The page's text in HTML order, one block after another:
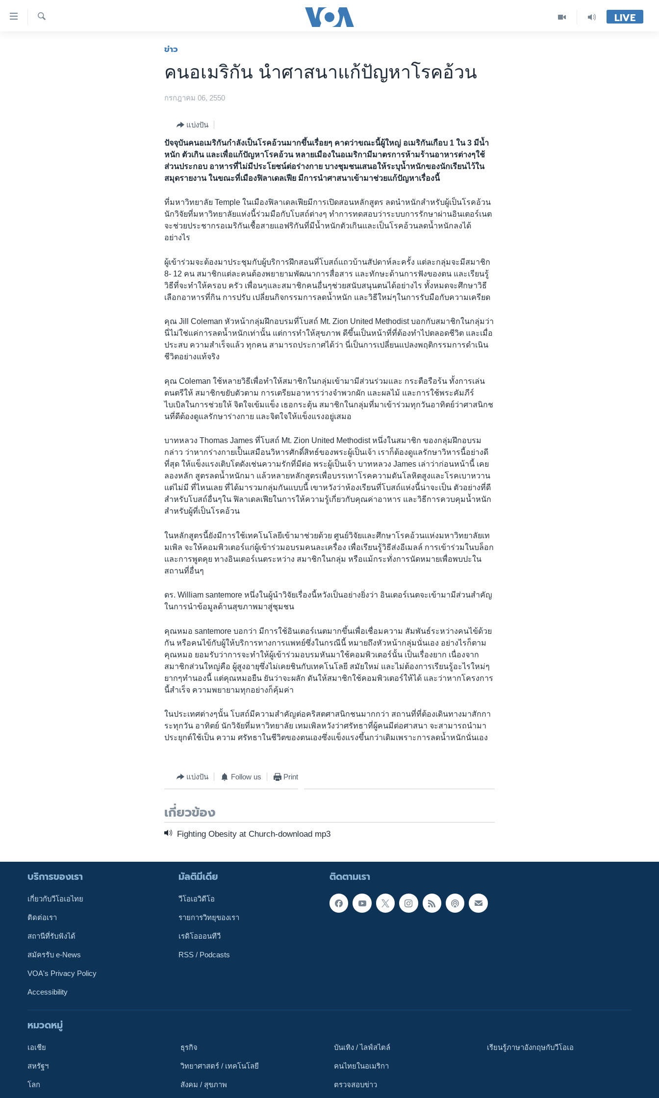
ติดตามเรา
เลือกภาษา
LIVE
ข่าว
คนอเมริกัน นำศาสนาแก้ปัญหาโรคอ้วน
กรกฎาคม 06, 2550
แบ่งปัน
ปัจจุบันคนอเมริกันกำลังเป็นโรคอ้วนมากขึ้นเรื่อยๆ คาดว่าขณะนี้ผู้ใหญ่ อเมริกันเกือบ 1 ใน 3 มีน้ำ
หนัก ตัวเกิน และเพื่อแก้ปัญหาโรคอ้วน หลายเมืองในอเมริกามีมาตรการห้ามร้านอาหารต่างๆใช้
ส่วนประกอบ อาหารที่ไม่มีประโยชน์ต่อร่างกาย บางชุมชนเสนอให้ระบุน้ำหนักของนักเรียนไว้ใน
สมุดรายงาน ในขณะที่เมืองฟิลาเดลเฟีย มีการนำศาสนาเข้ามาช่วยแก้ปัญหาเรื่องนี้
ที่มหาวิทยาลัย Temple ในเมืองฟิลาเดลเฟียมีการเปิดสอนหลักสูตร ลดนำหนักสำหรับผู้เป็นโรคอ้วน
นักวิจัยที่มหาวิทยาลัยแห่งนี้ร่วมมือกับโบสถ์ต่างๆ ทำการทดสอบว่าระบบการรักษาผ่านอินเตอร์เนต
จะช่วยประชากรอเมริกันเชื้อสายแอฟริกันที่มีน้ำหนักตัวเกินและเป็นโรคอ้วนลดน้ำหนักลงได้
อย่างไร
ผู้เข้าร่วมจะต้องมาประชุมกับผู้บริการฝึกสอนที่โบสถ์แถวบ้านสัปดาห์ละครั้ง แต่ละกลุ่มจะมีสมาชิก
8- 12 คน สมาชิกแต่ละคนต้องพยายามพัฒนาการสื่อสาร และทักษะด้านการฟังของตน และเรียนรู้
วิธีที่จะทำให้ครอบ ครัว เพื่อนๆและสมาชิกคนอื่นๆช่วยสนับสนุนตนได้อย่างไร ทั้งหมดจะศึกษาวิธี
เลือกอาหารที่กิน การปรับ เปลี่ยนกิจกรรมการลดน้ำหนัก และวิธีใหม่ๆในการรับมือกับความเครียด
คุณ Jill Coleman หัวหน้ากลุ่มฝึกอบรมที่โบสถ์ Mt. Zion United Methodist บอกกับสมาชิกในกลุ่มว่า
นี่ไม่ใช่แค่การลดน้ำหนักเท่านั้น แต่การทำให้สุขภาพ ดีขึ้นเป็นหน้าที่ที่ต้องทำไปตลอดชีวิต และเมื่อ
ประสบ ความสำเร็จแล้ว ทุกคน สามารถประกาศได้ว่า นี่เป็นการเปลี่ยนแปลงพฤติกรรมการดำเนิน
ชีวิตอย่างแท้จริง
คุณ Coleman ใช้หลายวิธีเพื่อทำให้สมาชิกในกลุ่มเข้ามามีส่วนร่วมและ กระตือรือร้น ทั้งการเล่น
ดนตรีให้ สมาชิกขยับตัวตาม การเตรียมอาหารว่างจำพวกผัก และผลไม้ และการใช้พระคัมภีร์
ไบเบิลในการช่วยให้ จิตใจเข้มแข็ง เธอกระตุ้น สมาชิกในกลุ่มที่มาเข้าร่วมทุกวันอาทิตย์ว่าศาสนิกช
นที่ดีต้องดูแลรักษาร่างกาย และจิตใจให้แข็งแรงอยู่เสมอ
บาทหลวง Thomas James ที่โบสถ์ Mt. Zion United Methodist หนึ่งในสมาชิก ของกลุ่มฝึกอบรม
กล่าว ว่าหากร่างกายเป็้นเสมือนวิหารศักดิ์สิทธ์ของพระผู้เป็นเจ้า เราก็ต้องดูแลรักษาวิหารนี้อย่างดี
ที่สุด ให้แข็งแรงเติบโตดังเช่นความรักที่มีต่อ พระผู้เป็นเจ้า บาทหลวง James เล่าว่าก่อนหน้านี้ เคย
ลองหลัก สูตรลดน้ำหนักมา แล้วหลายหลักสูตรเพื่อบรรเทาโรคความดันโลหิตสูงและโรคเบาหวาน
แต่ไม่มี ที่ไหนเลย ที่ได้มารวมกลุ่มกันแบบนี้ เขาหวังว่าห้องเรียนที่โบสถ์แห่งนี้น่าจะเป็น ตัวอย่างที่ดี
สำหรับโบสถ์อื่นๆใน ฟิลาเดลเฟียในการให้ความรู้เกี่ยวกับคุณค่าอาหาร และวิธีการควบคุมน้ำหนัก
สำหรับผู้ที่เป็นโรคอ้วน
ในหลักสูตรนี้ยังมีการใช้เทคโนโลยีเข้ามาช่วยด้วย ศูนย์วิจัยและศึกษาโรคอ้วนแห่งมหาวิทยาลัยเท
มเพิล จะให้คอมพิวเตอร์แก่ผู้เข้าร่วมอบรมคนละเครื่อง เพื่อเรียนรู้วิธีส่งอีเมลล์ การเข้าร่วมในบล็อก
และการพูดคุย ทางอินเตอร์เนตระหว่าง สมาชิกในกลุ่ม หรือแม้กระทั่งการนัดหมายเพื่อพบปะใน
สถานที่อื่นๆ
ดร. William santemore หนึ่งในผู้นำวิจัยเรื่องนี้หวังเป็นอย่างยิ่งว่า อินเตอร์เนตจะเข้ามามีส่วนสำคัญ
ในการนำข้อมูลด้านสุขภาพมาสู่ชุมชน
คุณหมอ santemore บอกว่า มีการใช้อินเตอร์เนตมากขึ้นเพื่อเชื่อมความ สัมพันธ์ระหว่างคนไข้ด้วย
กัน หรือคนไข้กับผู้ให้บริการทางการแพทย์ซึ่งในกรณีนี้ หมายถึงหัวหน้ากลุ่มนั่นเอง อย่างไรก็ตาม
คุณหมอ ยอมรับว่าการจะทำให้ผู้เข้าร่วมอบรมหันมาใช้คอมพิวเตอร์นั้น เป็นเรื่องยาก เนื่องจาก
สมาชิกส่วนใหญ่คือ ผู้สูงอายุซึ่งไม่เคยชินกับเทคโนโลยี สมัยใหม่ และไม่ต้องการเรียนรู้อะไรใหม่ๆ
ยากๆทำนองนี้ แต่คุณหมอยืน ยันว่าจะผลัก ดันให้สมาชิกใช้คอมพิวเตอร์ให้ได้ และว่าหากโครงการ
นี้สำเร็จ ความพยายามทุกอย่างก็คุ้มค่า
ในประเทศต่างๆนั้น โบสถ์มีความสำคัญต่อคริสตศาสนิกชนมากกว่า สถานที่ที่ต้องเดินทางมาสักกา
ระทุกวัน อาทิตย์ นักวิจัยที่มหาวิทยาลัย เทมเพิลหวังว่าศรัทธาที่ผู้คนมีต่อศาสนา จะสามารถนำมา
ประยุกต์ใช้เป็น ความ ศรัทธาในชีวิตของตนเองซึ่งแข็งแรงขึ้นกว่าเดิมเพราะการลดน้ำหนักนั่นเอง
แบ่งปัน Follow us Print
เกี่ยวข้อง
Fighting Obesity at Church-download mp3
ติดตามเรา
บริการของเรา
เกี่ยวกับวีโอเอไทย
ติดต่อเรา
สถานีที่รับฟังได้
สมัครรับ e-News
VOA's Privacy Policy
Accessibility
มัลติมีเดีย
วีโอเอวิดีโอ
รายการวิทยุของเรา
เรดิโอออนทีวี
RSS / Podcasts
หมวดหมู่
เอเชีย
สหรัฐฯ
โลก
ธุรกิจ
วิทยาศาสตร์ / เทคโนโลยี
สังคม / สุขภาพ
บันเทิง / ไลฟ์สไตล์
คนไทยในอเมริกา
ตรวจสอบข่าว
เรียนรู้ภาษาอังกฤษกับวีโอเอ